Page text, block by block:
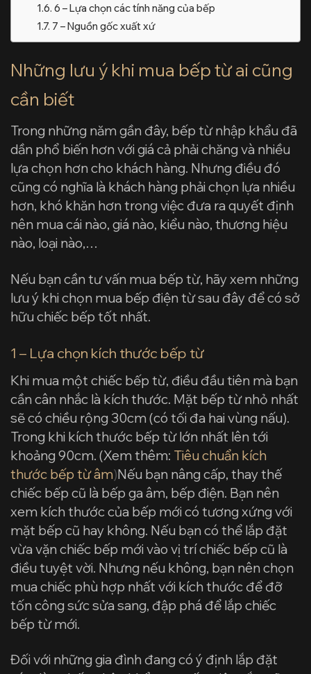
6 – Lựa chọn các tính năng của bếp
7 – Nguồn gốc xuất xứ
Những lưu ý khi mua bếp từ ai cũng
cần biết
Trong những năm gần đây, bếp từ nhập khẩu đã
dần phổ biến hơn với giá cả phải chăng và nhiều
lựa chọn hơn cho khách hàng. Nhưng điều đó
cũng có nghĩa là khách hàng phải chọn lựa nhiều
hơn, khó khăn hơn trong việc đưa ra quyết định
nên mua cái nào, giá nào, kiểu nào, thương hiệu
nào, loại nào,…
Nếu bạn cần tư vấn mua bếp từ, hãy xem những
lưu ý khi chọn mua bếp điện từ sau đây để có sở
hữu chiếc bếp tốt nhất.
1 – Lựa chọn kích thước bếp từ
Khi mua một chiếc bếp từ, điều đầu tiên mà bạn
cần cân nhắc là kích thước. Mặt bếp từ nhỏ nhất
sẽ có chiều rộng 30cm (có tối đa hai vùng nấu).
Trong khi kích thước bếp từ lớn nhất lên tới
khoảng 90cm. (Xem thêm: Tiêu chuẩn kích
thước bếp từ âm)Nếu bạn nâng cấp, thay thế
chiếc bếp cũ là bếp ga âm, bếp điện. Bạn nên
xem kích thước của bếp mới có tương xứng với
mặt bếp cũ hay không. Nếu bạn có thể lắp đặt
vừa vặn chiếc bếp mới vào vị trí chiếc bếp cũ là
điều tuyệt vời. Nhưng nếu không, bạn nên chọn
mua chiếc phù hợp nhất với kích thước để đỡ
tốn công sức sửa sang, đập phá để lắp chiếc
bếp từ mới.
Đối với những gia đình đang có ý định lắp đặt